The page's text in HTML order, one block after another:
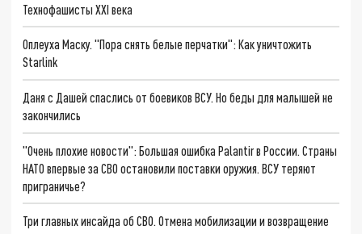
Технофашисты XXI века
Оплеуха Маску. "Пора снять белые перчатки": Как уничтожить
Starlink
Даня с Дашей спаслись от боевиков ВСУ. Но беды для малышей не
закончились
"Очень плохие новости": Большая ошибка Palantir в России. Страны
НАТО впервые за СВО остановили поставки оружия. ВСУ теряют
приграничье?
Три главных инсайда об СВО. Отмена мобилизации и возвращение